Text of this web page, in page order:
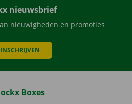
nieuwsbrief
nieuwigheden en promoties
INSCHRIJVEN
Boxes